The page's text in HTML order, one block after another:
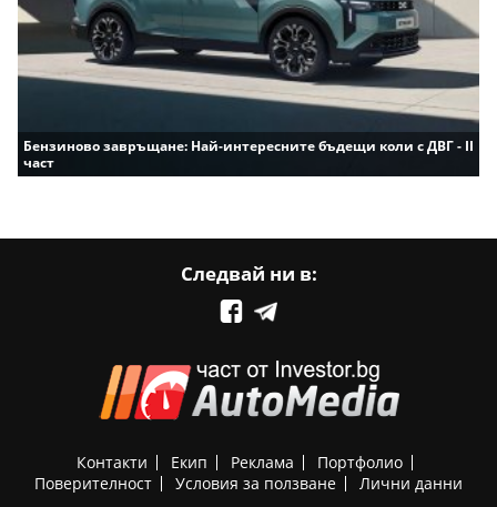
Бензиново завръщане: Най-интересните бъдещи коли с ДВГ - II
част
Следвай ни в:
Контакти Екип Реклама
Портфолио
Поверителност
Условия за ползване Лични данни